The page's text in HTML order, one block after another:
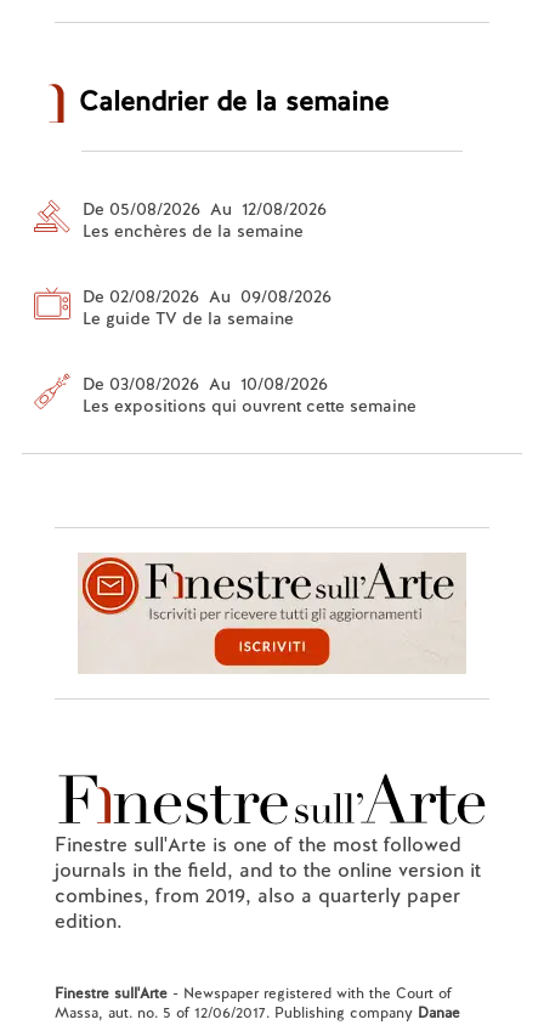
Calendrier de la semaine
De 05/08/2026 Au 12/08/2026
Les enchères de la semaine
De 02/08/2026 Au 09/08/2026
Le guide TV de la semaine
De 03/08/2026 Au 10/08/2026
Les expositions qui ouvrent cette semaine
Finestre sull'Arte is one of the most followed
journals in the field, and to the online version it
combines, from 2019, also a quarterly paper
edition.
Finestre sull'Arte- Newspaper registered with the Court of
Massa, aut. no. 5 of 12/06/2017. Publishing company Danae